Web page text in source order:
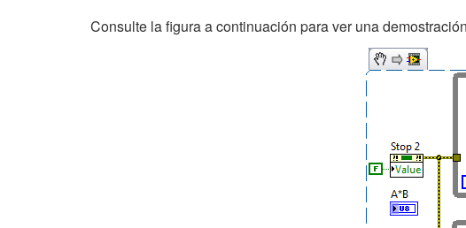
Consulte la figura a continuación para ver una